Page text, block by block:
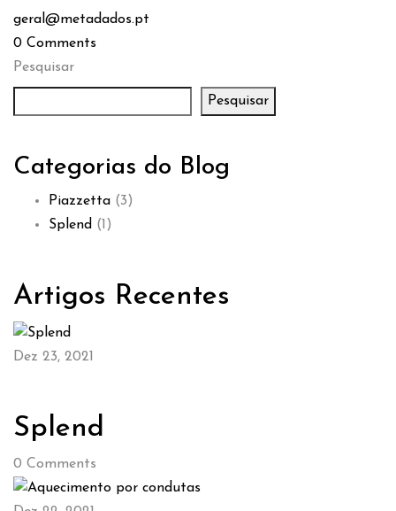
geral@metadados.pt
0 Comments
Pesquisar
Pesquisar
Categorias do Blog
Piazzetta (3)
Splend (1)
Artigos Recentes
Dez 23, 2021
Splend
0 Comments